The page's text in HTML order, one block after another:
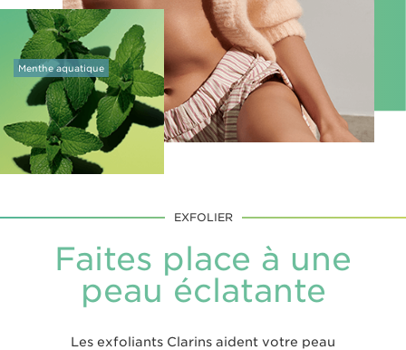
Menthe aquatique
EXFOLIER
Faites place à une
peau éclatante
Les exfoliants Clarins aident votre peau